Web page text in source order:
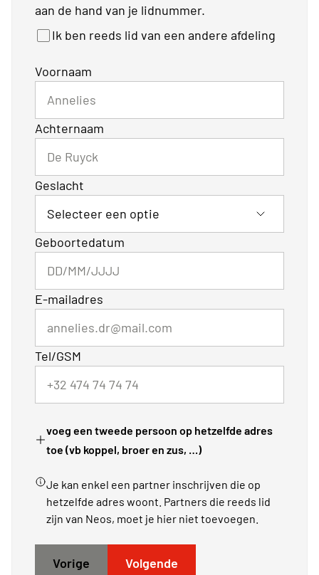
aan de hand van je lidnummer.
Ik ben reeds lid van een andere afdeling
Voornaam
Achternaam
Geslacht
Geboortedatum
E-mailadres
Tel/GSM
voeg een tweede persoon op hetzelfde adres
toe (vb koppel, broer en zus, …)
Je kan enkel een partner inschrijven die op
hetzelfde adres woont. Partners die reeds lid
zijn van Neos, moet je hier niet toevoegen.
Vorige Volgende